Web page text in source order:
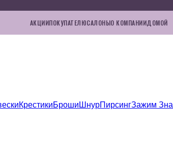
АКЦИИПОКУПАТЕЛЮСАЛОНЫО КОМПАНИИДОМОЙ
КрестикиБроши ШнурПирсингЗажим